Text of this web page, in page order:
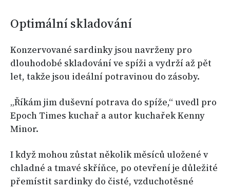
Optimální skladování
Konzervované sardinky jsou navrženy pro
dlouhodobé skladování ve spíži a vydrží až pět
let, takže jsou ideální potravinou do zásoby.
„Říkám jim duševní potrava do spíže,“ uvedl pro
Epoch Times kuchař a autor kuchařek Kenny
Minor.
I když mohou zůstat několik měsíců uložené v
chladné a tmavé skříňce, po otevření je důležité
přemístit sardinky do čisté, vzduchotěsné